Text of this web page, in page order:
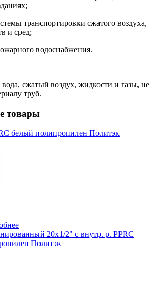
транспортировки сжатого воздуха,
и сред;
водоснабжения.
вода, сжатый воздух, жидкости и газы, не
труб.
товары
белый полипропилен Политэк
20х1/2" с внутр. р. PPRC
Политэк